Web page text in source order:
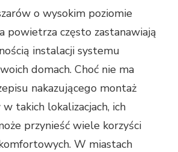
o wysokim poziomie
powietrza często zastanawiają
instalacji systemu
domach. Choć nie ma
nakazującego montaż
takich lokalizacjach, ich
przynieść wiele korzyści
W miastach